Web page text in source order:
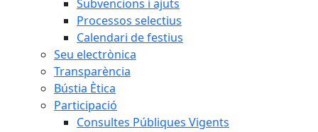
Subvencions i ajuts
Processos selectius
Calendari de festius
Seu electrònica
Transparència
Bústia Ètica
Participació
Consultes Públiques Vigents